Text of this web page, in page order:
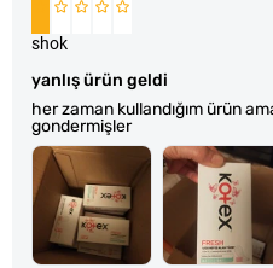
yanlış ürün geldi
her zaman kullandığım ürün
gondermişler
shok